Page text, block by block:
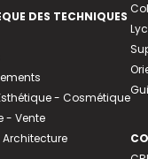
DES TECHNIQUES
- Cosmétique
- Vente